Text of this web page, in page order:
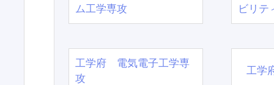
ム工学専攻
ビリテ
工学府 電気電子工学専
攻
工学